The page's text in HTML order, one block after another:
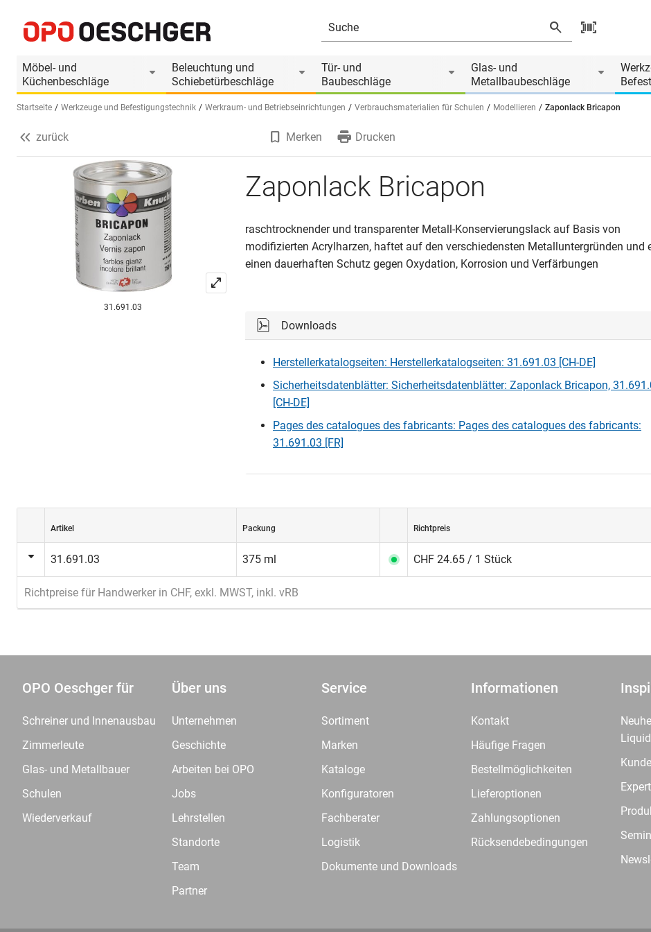
Möbel- und
Küchenbeschläge
Beleuchtung und
Schiebetürbeschläge
Tür- und
Baubeschläge
Glas- und
Metallbaubeschläge
Sprache wählen (DE)
Startseite Werkzeuge und Befestigungstechnik Werkraum- und Betriebseinrichtungen Verbrauchsmaterialien für Schulen Modellieren Zaponlack Bricapon
Produktinformationen
zurück Merken Drucken
31.691.03
Zaponlack Bricapon
raschtrocknender und transparenter Metall-Konservierungslack auf Basis von
modifizierten Acrylharzen, haftet auf den verschiedensten Metalluntergründen und
einen dauerhaften Schutz gegen Oxydation, Korrosion und Verfärbungen
Downloads
Herstellerkatalogseiten: Herstellerkatalogseiten: 31.691.03 [CH-DE]
Sicherheitsdatenblätter: Sicherheitsdatenblätter: Zaponlack Bricapon,
[CH-DE]
Pages des catalogues des fabricants: Pages des catalogues des fabricants:
31.691.03 [FR]
Artikel Packung Richtpreis
31.691.03 375 ml CHF 24.65 / 1 Stück
Richtpreise für Handwerker in CHF, exkl. MWST, inkl. vRB
OPO Oeschger für
Schreiner und Innenausbau
Zimmerleute
Glas- und Metallbauer
Schulen
Wiederverkauf
Über uns
Unternehmen
Geschichte
Arbeiten bei OPO
Jobs
Lehrstellen
Standorte
Team
Partner
Service
Sortiment
Marken
Kataloge
Konfiguratoren
Fachberater
Logistik
Dokumente und Downloads
Informationen
Kontakt
Häufige Fragen
Bestellmöglichkeiten
Lieferoptionen
Zahlungsoptionen
Rücksendebedingungen